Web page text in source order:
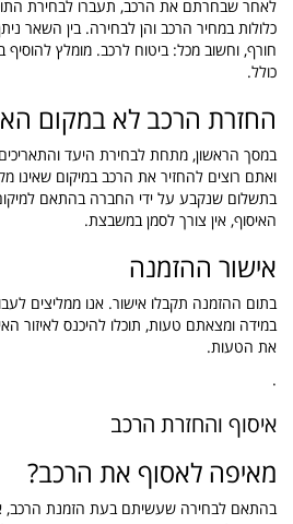
לאחר שבחרתם את הרכב, תעברו לבחירת
כלולות במחיר הרכב והן לבחירה. בין השאר
חורף, וחשוב מכל: ביטוח לרכב. מומלץ להוסיף
כולל.
החזרת הרכב לא במקום
במסך הראשון, מתחת לבחירת היעד
ואתם רוצים להחזיר את הרכב במיקום שאינו
בתשלום שנקבע על ידי החברה בהתאם
האיסוף, אין צורך לסמן במשבצת.
אישור ההזמנה
בתום ההזמנה תקבלו אישור. אנו ממליצים
במידה ומצאתם טעות, תוכלו להיכנס לאיזור
את הטעות.
.
איסוף והחזרת הרכב
מאיפה לאסוף את הרכב?
בהתאם לבחירה שעשיתם בעת הזמנת הרכב,